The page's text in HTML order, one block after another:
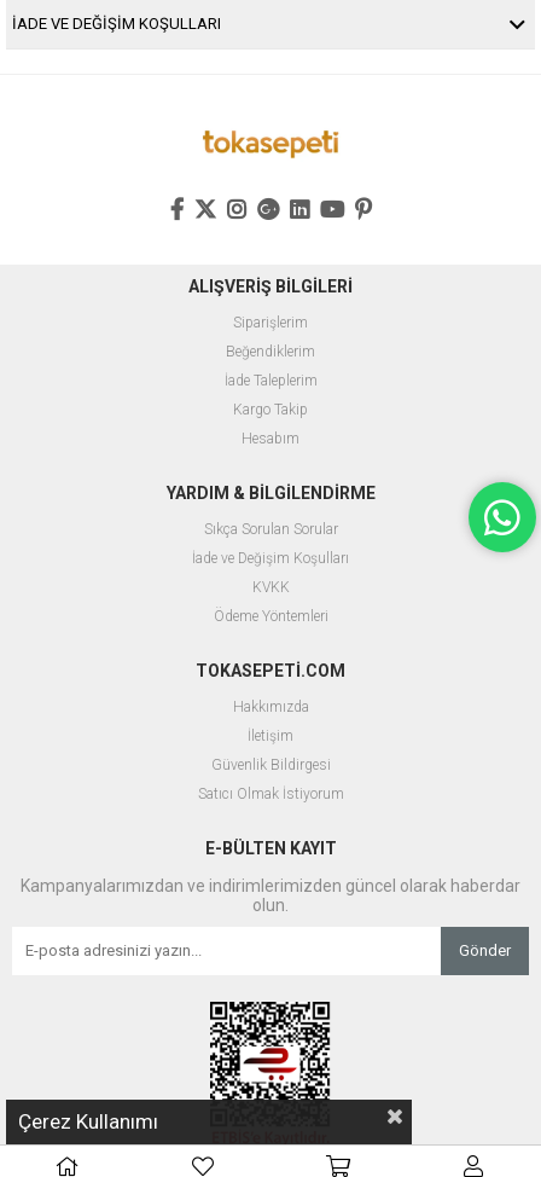
İADE VE DEĞİŞİM KOŞULLARI
ALIŞVERİŞ BİLGİLERİ
Siparişlerim
Beğendiklerim
İade Taleplerim
Kargo Takip
Hesabım
YARDIM & BİLGİLENDİRME
Sıkça Sorulan Sorular
İade ve Değişim Koşulları
KVKK
Ödeme Yöntemleri
TOKASEPETİ.COM
Hakkımızda
İletişim
Güvenlik Bildirgesi
Satıcı Olmak İstiyorum
E-BÜLTEN KAYIT
Kampanyalarımızdan ve indirimlerimizden güncel olarak haberdar
olun.
Gönder
Çerez Kullanımı